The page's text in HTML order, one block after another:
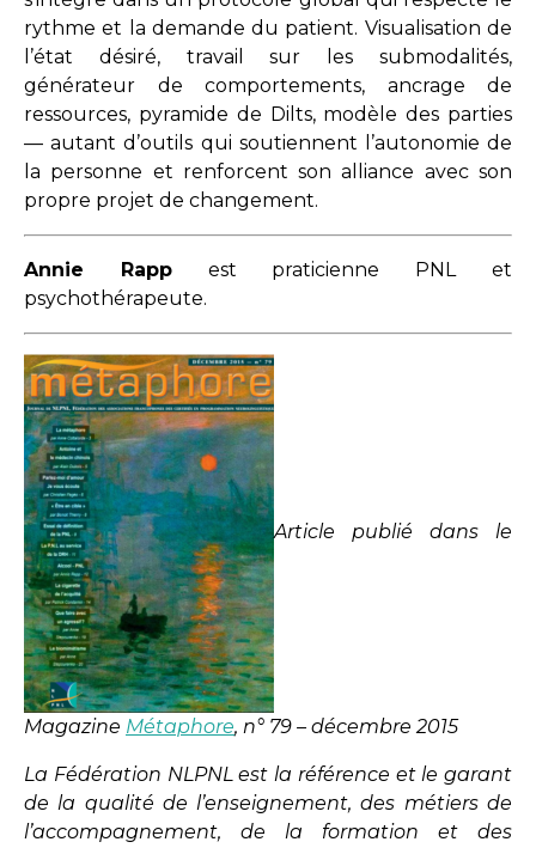
rythme et la demande du patient. Visualisation de
l’état désiré, travail sur les submodalités,
générateur de comportements, ancrage de
ressources, pyramide de Dilts, modèle des parties
— autant d’outils qui soutiennent l’autonomie de
la personne et renforcent son alliance avec son
propre projet de changement.
Annie Rappest praticienne PNL et
psychothérapeute.
Article publié dans le
Magazine Métaphore, n° 79 – décembre 2015
La Fédération NLPNL est la référence et le garant
de la qualité de l’enseignement, des métiers de
l’accompagnement, de la formation et des